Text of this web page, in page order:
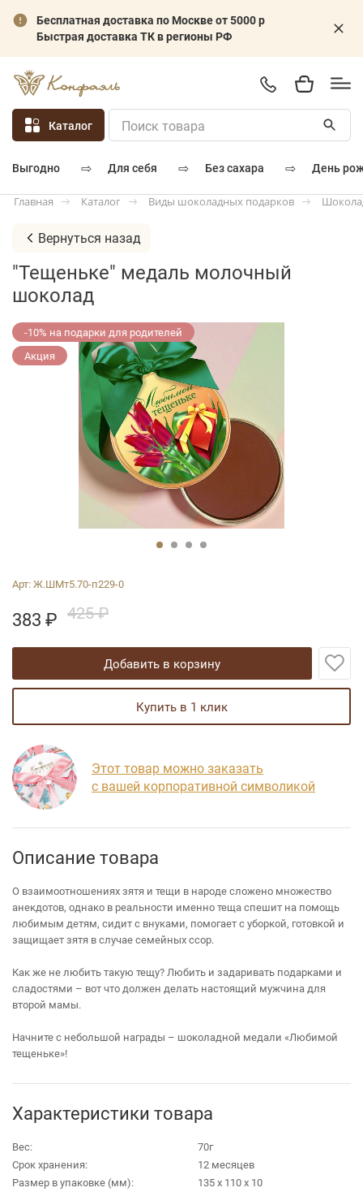
Бесплатная доставка по Москве от 5000 р
Быстрая доставка ТК в регионы РФ
Каталог
выгодно ⇨ для себя ⇨ без сахара ⇨ день
Главная Каталог Виды шоколадных подарков
Вернуться назад
"Тещеньке" медаль молочный
шоколад
-10% на подарки для родителей
Акция
Арт:Ж.ШМт5.70-п229-0
383 ₽ 425 ₽
добавить в корзину
купить в 1 клик
Этот товар можно заказать
с вашей корпоративной символикой
Описание товара
О взаимоотношениях зятя и тещи в народе сложено множество
анекдотов, однако в реальности именно теща спешит на помощь
любимым детям, сидит с внуками, помогает с уборкой, готовкой и
защищает зятя в случае семейных ссор.
Как же не любить такую тещу? Любить и задаривать подарками и
сладостями – вот что должен делать настоящий мужчина для
второй мамы.
Начните с небольшой награды – шоколадной медали «Любимой
тещеньке»!
Характеристики товара
Вес:
70г
Срок хранения:
12 месяцев
Размер в упаковке (мм):
135 х 110 х 10